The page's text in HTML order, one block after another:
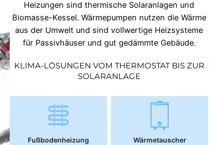
Heizungen sind thermische Solaranlagen und
Biomasse-Kessel. Wärmepumpen nutzen die Wärme
aus der Umwelt und sind vollwertige Heizsysteme
für Passivhäuser und gut gedämmte Gebäude.
KLIMA-LÖSUNGEN VOM THERMOSTAT BIS ZUR
SOLARANLAGE
Fußbodenheizung Wärmetauscher